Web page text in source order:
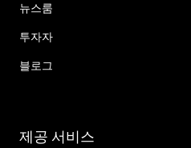
뉴스룸
투자자
블로그
제공 서비스